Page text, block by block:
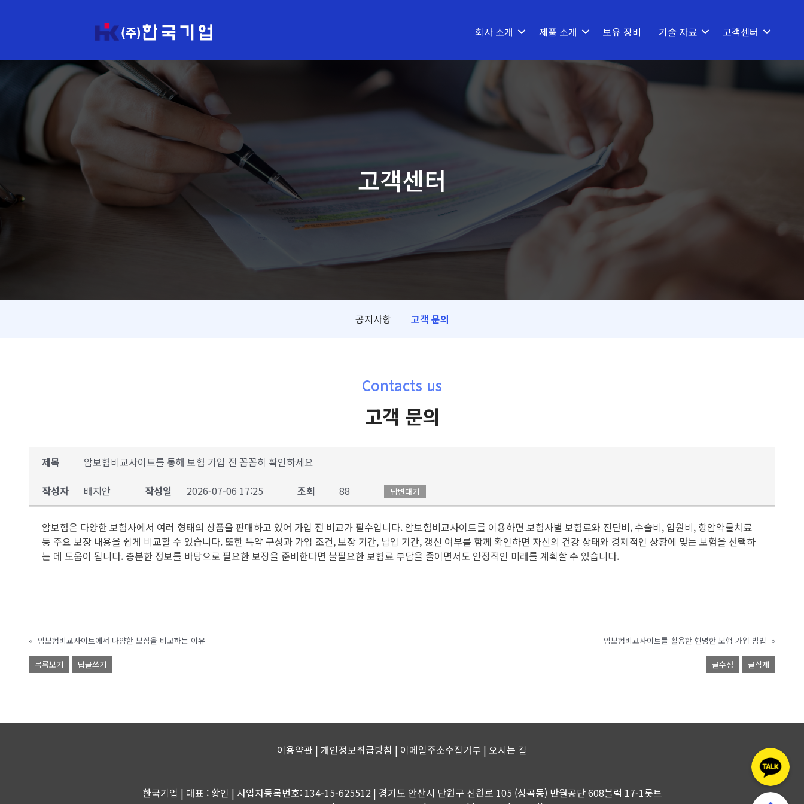
회사 소개 제품 소개 보유 장비 기술 자료 고객센터
고객센터
공지사항 고객 문의
Contacts us
고객 문의
제목
암보험비교사이트를 통해 보험 가입 전 꼼꼼히 확인하세요
작성자
배지안 작성일 2026-07-06 17:25 조회 88 답변대기
암보험은 다양한 보험사에서 여러 형태의 상품을 판매하고 있어 가입 전 비교가 필수입니다. 암보험비교사이트를 이용하면 보험사별 보험료와 진단비, 수술비, 입원비, 항암약물치료
등 주요 보장 내용을 쉽게 비교할 수 있습니다. 또한 특약 구성과 가입 조건, 보장 기간, 납입 기간, 갱신 여부를 함께 확인하면 자신의 건강 상태와 경제적인 상황에 맞는 보험을 선택하
는 데 도움이 됩니다. 충분한 정보를 바탕으로 필요한 보장을 준비한다면 불필요한 보험료 부담을 줄이면서도 안정적인 미래를 계획할 수 있습니다.
« 암보험비교사이트에서 다양한 보장을 비교하는 이유 암보험비교사이트를 활용한 현명한 보험 가입 방법 »
목록보기 답글쓰기 글수정 글삭제
이용약관 | 개인정보취급방침 | 이메일주소수집거부 | 오시는 길
한국기업 | 대표 : 황인 | 사업자등록번호: 134-15-625512 | 경기도 안산시 단원구 신원로 105 (성곡동) 반월공단 608블럭 17-1롯트